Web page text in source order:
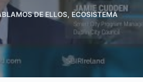
DE ELLOS, ECOSISTEMA